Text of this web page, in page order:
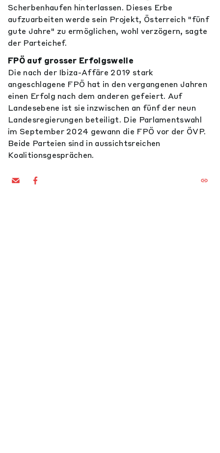
Scherbenhaufen hinterlassen. Dieses Erbe
aufzuarbeiten werde sein Projekt, Österreich "fünf
gute Jahre" zu ermöglichen, wohl verzögern, sagte
der Parteichef.
FPÖ auf grosser Erfolgswelle
Die nach der Ibiza-Affäre 2019 stark
angeschlagene FPÖ hat in den vergangenen Jahren
einen Erfolg nach dem anderen gefeiert. Auf
Landesebene ist sie inzwischen an fünf der neun
Landesregierungen beteiligt. Die Parlamentswahl
im September 2024 gewann die FPÖ vor der ÖVP.
Beide Parteien sind in aussichtsreichen
Koalitionsgesprächen.